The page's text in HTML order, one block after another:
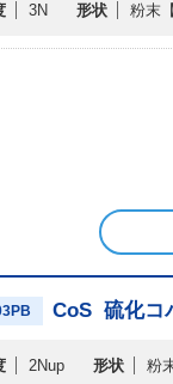
3N 形状 粉末
CoS 硫化コ
2Nup 形状 粉